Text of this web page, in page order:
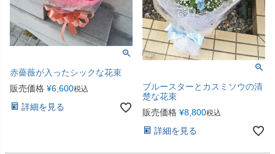
赤薔薇が入ったシックな花束
販売価格 ¥6,600税込
詳細を見る
ブルースターとカスミソウの清
楚な花束
販売価格 ¥8,800税込
詳細を見る